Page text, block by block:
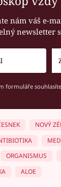
nám váš e-
newsletter
formuláře
NOVÝ
MED
ORGANISMUS
ALOE